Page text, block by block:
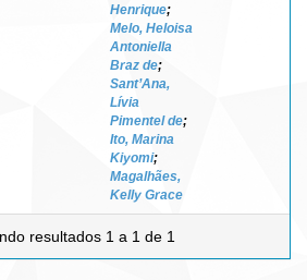
Henrique;
Melo, Heloisa
Antoniella
Braz de;
Sant’Ana,
Lívia
Pimentel de;
Ito, Marina
Kiyomi;
Magalhães,
Kelly Grace
resultados 1 a 1 de 1